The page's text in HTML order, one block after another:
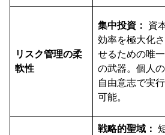
リスク管理の柔
軟性
集中投資： 資
効率を極大化さ
せるための唯一
の武器。個人の
自由意志で実行
可能。
戦略的聖域：